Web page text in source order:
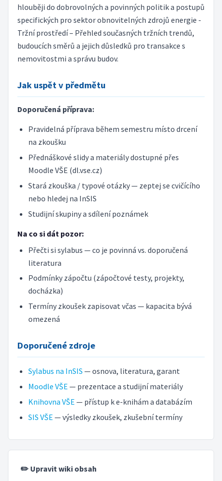
hlouběji do dobrovolných a povinných politik a postupů
specifických pro sektor obnovitelných zdrojů energie -
Tržní prostředí – Přehled současných tržních trendů,
budoucích směrů a jejich důsledků pro transakce s
nemovitostmi a správu budov.
Jak uspět v předmětu
Doporučená příprava:
Pravidelná příprava během semestru místo drcení
na zkoušku
Přednáškové slidy a materiály dostupné přes
Moodle VŠE (dl.vse.cz)
Stará zkouška / typové otázky — zeptej se cvičícího
nebo hledej na InSIS
Studijní skupiny a sdílení poznámek
Na co si dát pozor:
Přečti si sylabus — co je povinná vs. doporučená
literatura
Podmínky zápočtu (zápočtové testy, projekty,
docházka)
Termíny zkoušek zapisovat včas — kapacita bývá
omezená
Doporučené zdroje
Sylabus na InSIS — osnova, literatura, garant
Moodle VŠE — prezentace a studijní materiály
Knihovna VŠE — přístup k e-knihám a databázím
SIS VŠE — výsledky zkoušek, zkušební termíny
✏️ Upravit wiki obsah